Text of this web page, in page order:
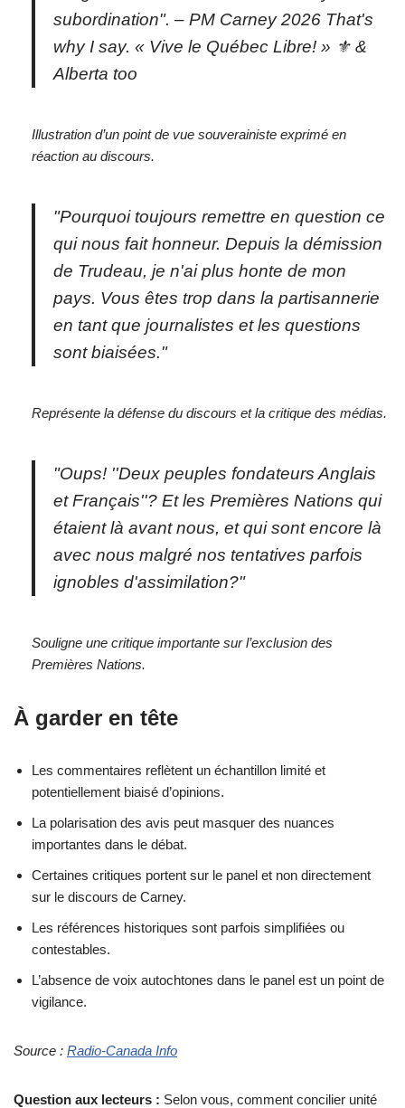
subordination". – PM Carney 2026 That's
why I say. « Vive le Québec Libre! » ⚜ &
Alberta too
Illustration d’un point de vue souverainiste exprimé en
réaction au discours.
"Pourquoi toujours remettre en question ce
qui nous fait honneur. Depuis la démission
de Trudeau, je n'ai plus honte de mon
pays. Vous êtes trop dans la partisannerie
en tant que journalistes et les questions
sont biaisées."
Représente la défense du discours et la critique des médias.
"Oups! ''Deux peuples fondateurs Anglais
et Français''? Et les Premières Nations qui
étaient là avant nous, et qui sont encore là
avec nous malgré nos tentatives parfois
ignobles d'assimilation?"
Souligne une critique importante sur l’exclusion des
Premières Nations.
À garder en tête
Les commentaires reflètent un échantillon limité et
potentiellement biaisé d’opinions.
La polarisation des avis peut masquer des nuances
importantes dans le débat.
Certaines critiques portent sur le panel et non directement
sur le discours de Carney.
Les références historiques sont parfois simplifiées ou
contestables.
L’absence de voix autochtones dans le panel est un point de
vigilance.
Source : Radio-Canada Info
Question aux lecteurs : Selon vous, comment concilier unité